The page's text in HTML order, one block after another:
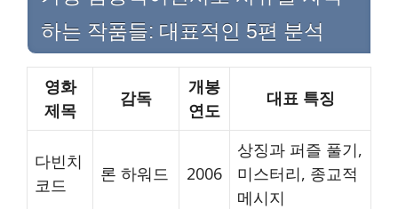
하는 작품들: 대표적인 5편 분석
영화
제목
감독
개봉
연도
대표 특징
다빈치
코드
론 하워드 2006
상징과 퍼즐 풀기,
미스터리, 종교적
메시지